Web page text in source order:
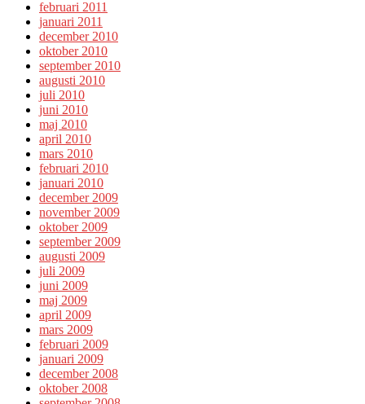
februari 2011
januari 2011
december 2010
oktober 2010
september 2010
augusti 2010
juli 2010
juni 2010
maj 2010
april 2010
mars 2010
februari 2010
januari 2010
december 2009
november 2009
oktober 2009
september 2009
augusti 2009
juli 2009
juni 2009
maj 2009
april 2009
mars 2009
februari 2009
januari 2009
december 2008
oktober 2008